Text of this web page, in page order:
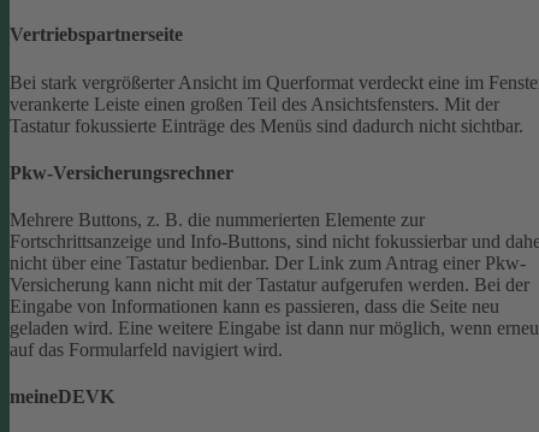
Vertriebspartnerseite
Bei stark vergrößerter Ansicht im Querformat verdeckt eine im
verankerte Leiste einen großen Teil des Ansichtsfensters. Mit der
Tastatur fokussierte Einträge des Menüs sind dadurch nicht sichtbar.
Pkw-Versicherungsrechner
Mehrere Buttons, z. B. die nummerierten Elemente zur
Fortschrittsanzeige und Info-Buttons, sind nicht fokussierbar und
nicht über eine Tastatur bedienbar. Der Link zum Antrag einer Pkw-
Versicherung kann nicht mit der Tastatur aufgerufen werden. Bei der
Eingabe von Informationen kann es passieren, dass die Seite neu
geladen wird. Eine weitere Eingabe ist dann nur möglich, wenn
auf das Formularfeld navigiert wird.
meineDEVK